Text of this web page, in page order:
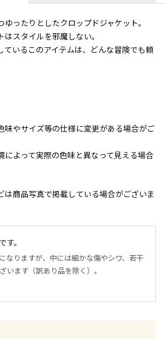
ったりとしたクロップドジャケット。
スタイルを邪魔しない。
ているこのアイテムは、どんな冒険でも頼
やサイズ等の仕様に変更がある場合がご
よって実際の色味と異なって見える場合
商品写真で掲載している場合がございま
。
なりますが、中には細かな傷やシワ、若干
います（訳あり品を除く）。